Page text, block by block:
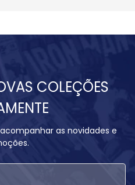
COLEÇÕES
as novidades e